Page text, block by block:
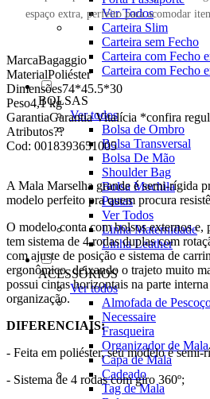
Ver Todos
Carteira Slim
Carteira sem Fecho
Carteira com Fecho
Carteira com Fecho
BOLSAS
Ver todos
Bolsa de Ombro
Bolsa Transversal
Bolsa De Mão
Shoulder Bag
Bolsa Mochila
Pastas
Ver Todos
Linha Maternidade
Linha Leather
ACESSÓRIOS
Ver todos
Almofada de
Necessaire
Frasqueira
Organizador de Mala
Capa de Mala
Cadeado
Tag de Mala
espaço extra, perfeito para acomodar
MarcaBagaggio
MaterialPoliéster
Dimensões74*45.5*30
Peso4,1 kg
GarantiaGarantia Vitalícia *confira
Atributos??
Cod: 0018393651005
A Mala Marselha grande é semi-rígida
modelo perfeito pra quem procura
O modelo conta com bolsos externos e,
tem sistema de 4 rodas duplas com
com ajuste de posição e sistema de
ergonômico, deixando o trajeto muito
possui cintas horizontais na parte
organização.
DIFERENCIAIS:
- Feita em poliéster, seu modelo é semi-
- Sistema de 4 rodas com giro 360º;